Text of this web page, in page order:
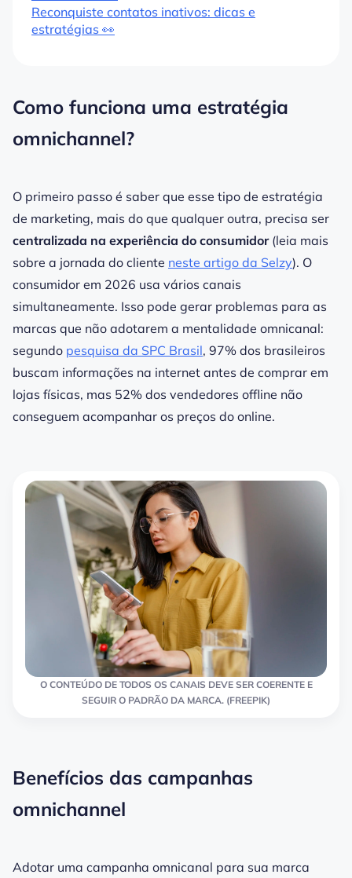
Reconquiste contatos inativos: dicas e
estratégias 👀
Como funciona uma estratégia
omnichannel?
O primeiro passo é saber que esse tipo de estratégia
de marketing, mais do que qualquer outra, precisa ser
centralizada na experiência do consumidor (leia mais
sobre a jornada do cliente neste artigo da Selzy). O
consumidor em 2026 usa vários canais
simultaneamente. Isso pode gerar problemas para as
marcas que não adotarem a mentalidade omnicanal:
segundo pesquisa da SPC Brasil, 97% dos brasileiros
buscam informações na internet antes de comprar em
lojas físicas, mas 52% dos vendedores offline não
conseguem acompanhar os preços do online.
O CONTEÚDO DE TODOS OS CANAIS DEVE SER COERENTE E
SEGUIR O PADRÃO DA MARCA. (FREEPIK)
Benefícios das campanhas
omnichannel
Adotar uma campanha omnicanal para sua marca